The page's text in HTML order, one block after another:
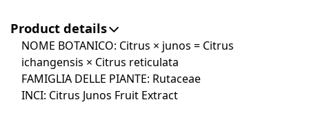
Product details
NOME BOTANICO: Citrus × junos = Citrus
ichangensis × Citrus reticulata
FAMIGLIA DELLE PIANTE: Rutaceae
INCI: Citrus Junos Fruit Extract